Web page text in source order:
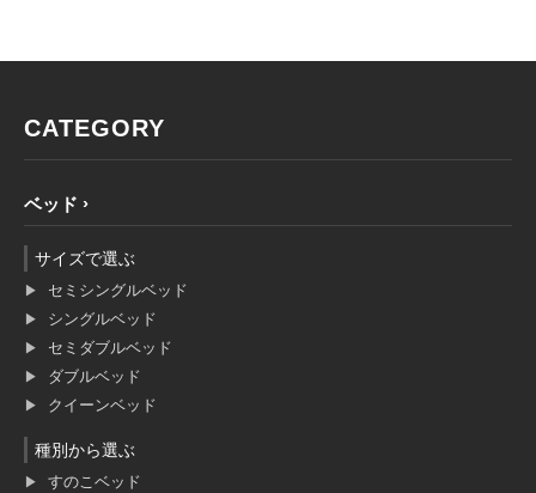
CATEGORY
ベッド
サイズで選ぶ
セミシングルベッド
シングルベッド
セミダブルベッド
ダブルベッド
クイーンベッド
種別から選ぶ
すのこベッド